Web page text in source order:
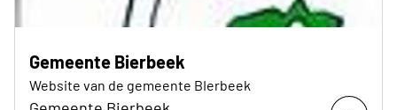
Gemeente Bierbeek
Website van de gemeente BIerbeek